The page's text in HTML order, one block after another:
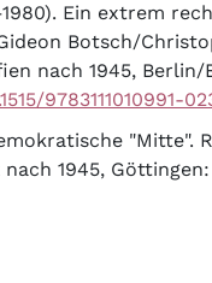
Ein extrem
Botsch/
nach 1945, Berlin/
9783111010991-
"Mitte".
1945, Göttingen: